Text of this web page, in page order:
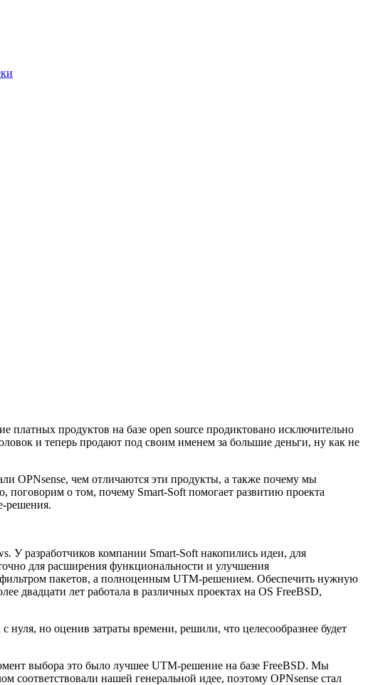
платных продуктов на базе open source продиктовано исключительно
и теперь продают под своим именем за большие деньги, ну как не
OPNsense, чем отличаются эти продукты, а также почему мы
поговорим о том, почему Smart-Soft помогает развитию проекта
решения.
У разработчиков компании Smart-Soft накопились идеи, для
для расширения функциональности и улучшения
пакетов, а полноценным UTM-решением. Обеспечить нужную
двадцати лет работала в различных проектах на OS FreeBSD,
но оценив затраты времени, решили, что целесообразнее будет
выбора это было лучшее UTM-решение на базе FreeBSD. Мы
соответствовали нашей генеральной идее, поэтому OPNsense стал